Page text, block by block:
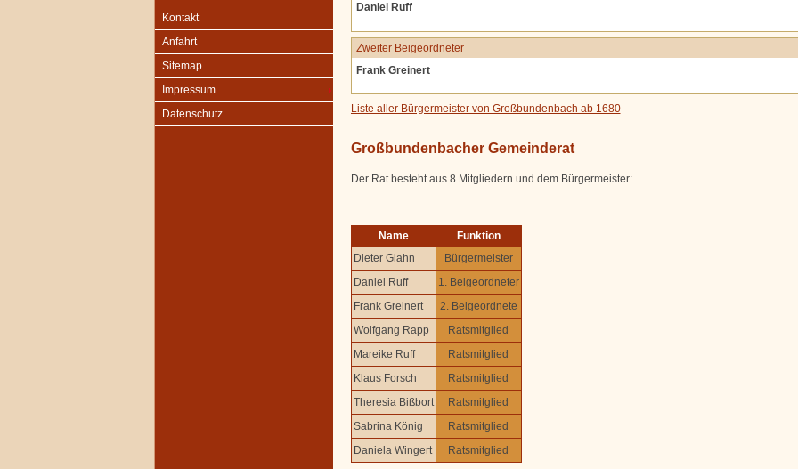
Kontakt
Anfahrt
Sitemap
Impressum
Datenschutz
Daniel Ruff
Zweiter Beigeordneter
Frank Greinert
Liste aller Bürgermeister von Großbundenbach ab 1680
Großbundenbacher Gemeinderat
Der Rat besteht aus 8 Mitgliedern und dem Bürgermeister:
Name
Funktion
Dieter Glahn
Bürgermeister
Daniel Ruff
1. Beigeordneter
Frank Greinert
2. Beigeordnete
Wolfgang Rapp
Ratsmitglied
Mareike Ruff
Ratsmitglied
Klaus Forsch
Ratsmitglied
Theresia Bißbort
Ratsmitglied
Sabrina König
Ratsmitglied
Daniela Wingert
Ratsmitglied